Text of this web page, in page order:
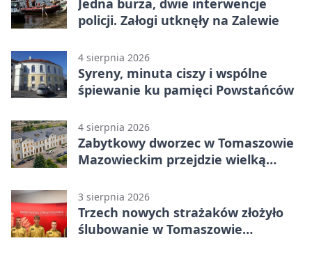
Jedna burza, dwie interwencje
policji. Załogi utknęły na Zalewie
4 sierpnia 2026
Syreny, minuta ciszy i wspólne
śpiewanie ku pamięci Powstańców
4 sierpnia 2026
Zabytkowy dworzec w Tomaszowie
Mazowieckim przejdzie wielką
wykonawcy
3 sierpnia 2026
Trzech nowych strażaków złożyło
ślubowanie w Tomaszowie